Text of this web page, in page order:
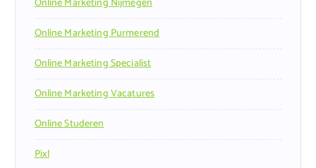
Online Marketing Nijmegen
Online Marketing Purmerend
Online Marketing Specialist
Online Marketing Vacatures
Online Studeren
Pixl